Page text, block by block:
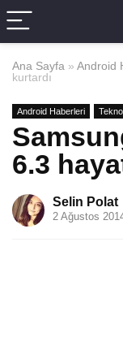
Ana Sayfa » Android
kurtardı
Android Haberleri
6.3
Selin Polat
2 Ağustos